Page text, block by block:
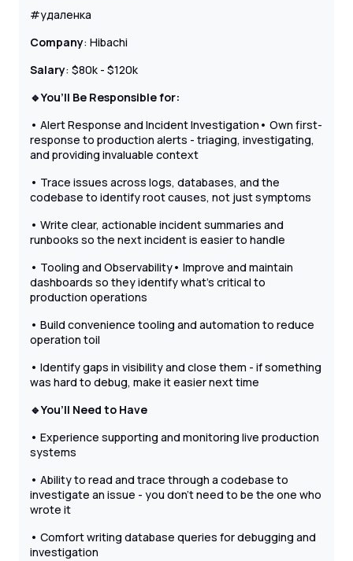
#удаленка
Company: Hibachi
Salary: $80k - $120k
🔹You’ll Be Responsible for:
• Alert Response and Incident Investigation• Own first-
response to production alerts - triaging, investigating,
and providing invaluable context
• Trace issues across logs, databases, and the
codebase to identify root causes, not just symptoms
• Write clear, actionable incident summaries and
runbooks so the next incident is easier to handle
• Tooling and Observability• Improve and maintain
dashboards so they identify what’s critical to
production operations
• Build convenience tooling and automation to reduce
operation toil
• Identify gaps in visibility and close them - if something
was hard to debug, make it easier next time
🔹You’ll Need to Have
• Experience supporting and monitoring live production
systems
• Ability to read and trace through a codebase to
investigate an issue - you don’t need to be the one who
wrote it
• Comfort writing database queries for debugging and
investigation